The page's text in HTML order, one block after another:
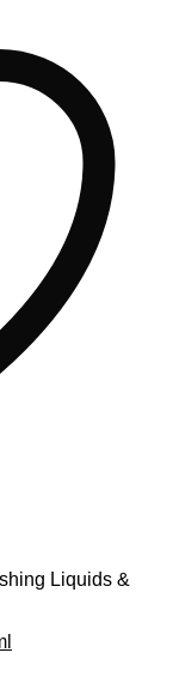
Liquids &